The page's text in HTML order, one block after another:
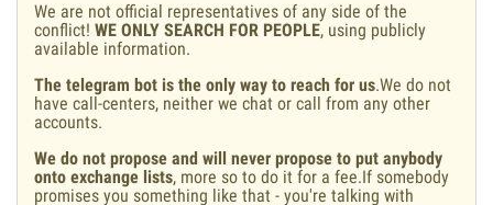
We are not official representatives of any side of the
conflict! WE ONLY SEARCH FOR PEOPLE, using publicly
available information.
The telegram bot is the only way to reach for us.We do not
have call-centers, neither we chat or call from any other
accounts.
We do not propose and will never propose to put anybody
onto exchange lists, more so to do it for a fee.If somebody
promises you something like that - you're talking with